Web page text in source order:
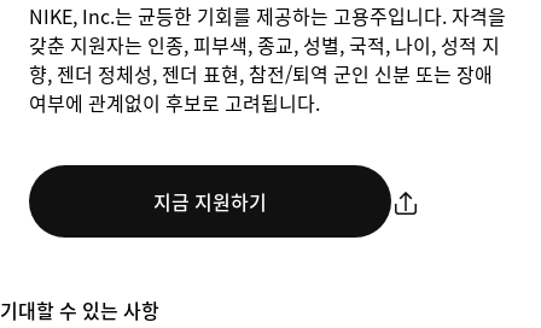
NIKE, Inc.는 균등한 기회를 제공하는 고용주입니다. 자격을
갖춘 지원자는 인종, 피부색, 종교, 성별, 국적, 나이, 성적 지
향, 젠더 정체성, 젠더 표현, 참전/퇴역 군인 신분 또는 장애
여부에 관계없이 후보로 고려됩니다.
지금 지원하기
기대할 수 있는 사항